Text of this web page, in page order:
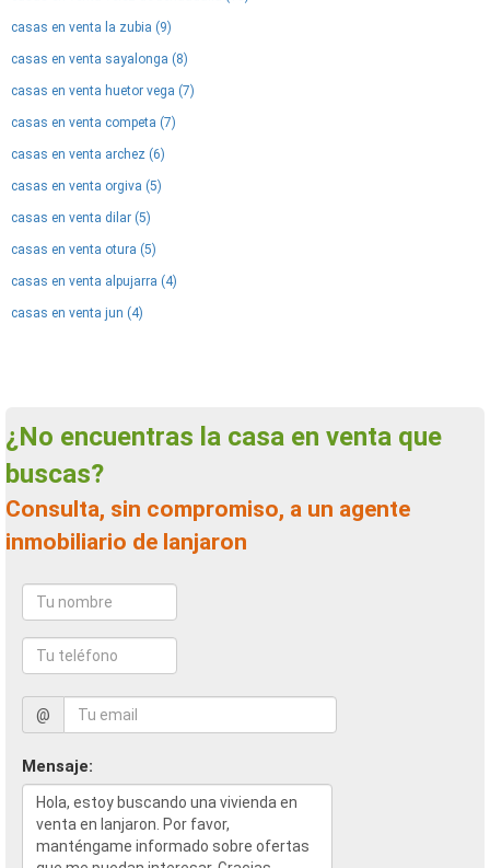
casas en venta la zubia (9)
casas en venta sayalonga (8)
casas en venta huetor vega (7)
casas en venta competa (7)
casas en venta archez (6)
casas en venta orgiva (5)
casas en venta dilar (5)
casas en venta otura (5)
casas en venta alpujarra (4)
casas en venta jun (4)
¿No encuentras la casa en venta que
buscas?
Consulta, sin compromiso, a un agente
inmobiliario de lanjaron
@
Mensaje: